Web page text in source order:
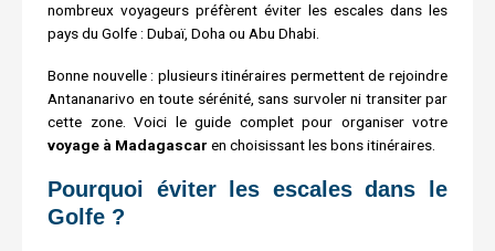
nombreux voyageurs préfèrent éviter les escales dans les
pays du Golfe : Dubaï, Doha ou Abu Dhabi.
Bonne nouvelle : plusieurs itinéraires permettent de rejoindre
Antananarivo en toute sérénité, sans survoler ni transiter par
cette zone. Voici le guide complet pour organiser votre
voyage à Madagascar en choisissant les bons itinéraires.
Pourquoi éviter les escales dans le
Golfe ?